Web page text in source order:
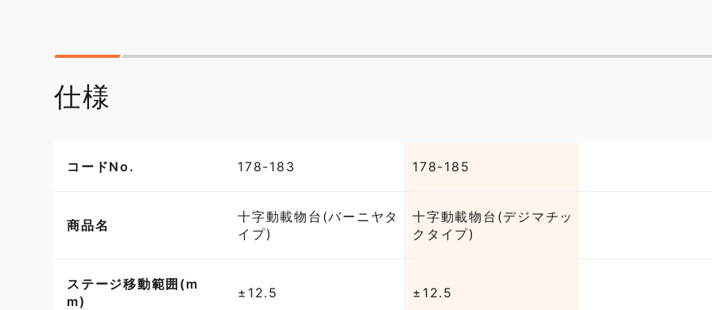
仕様
コードNo. 178-183 178-185
商品名
十字動載物台(バーニヤタ
イプ)
十字動載物台(デジマチッ
クタイプ)
ステージ移動範囲(m
m)
±12.5 ±12.5